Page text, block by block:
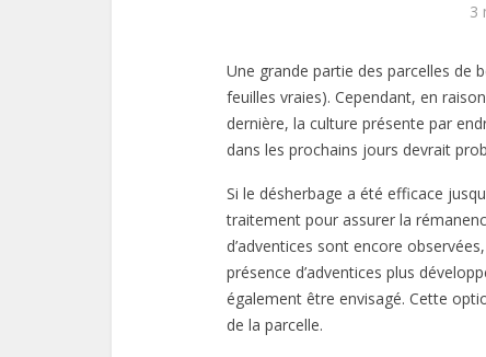
3
Une grande partie des parcelles de
feuilles vraies). Cependant, en
dernière, la culture présente par
dans les prochains jours devrait
Si le désherbage a été efficace
traitement pour assurer la
d’adventices sont encore
présence d’adventices plus
également être envisagé. Cette
de la parcelle.